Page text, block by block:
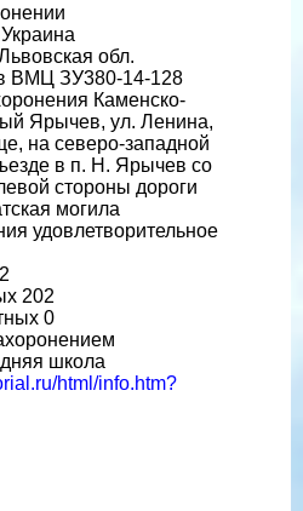
обл.
ВМЦ ЗУ380-14-128
Каменско-
Ярычев, ул. Ленина,
на северо-западной
в п. Н. Ярычев со
стороны дороги
могила
удовлетворительное
202
0
школа
html/info.htm?